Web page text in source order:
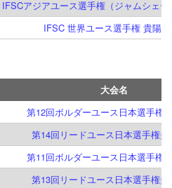
IFSCアジアユース選手権（ジャムシェ
IFSC 世界ユース選手権 貴陽
大会名
第12回ボルダーユース日本選手権
第14回リードユース日本選手権多
第11回ボルダーユース日本選手権
第13回リードユース日本選手権多